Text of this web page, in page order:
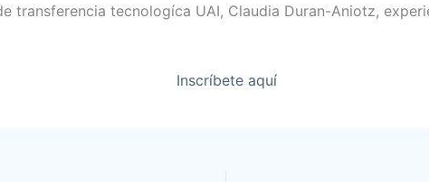
transferencia tecnologíca UAI, Claudia Duran-Aniotz,
Inscríbete aquí